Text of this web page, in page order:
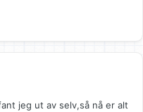
jeg ut av selv,så nå er alt